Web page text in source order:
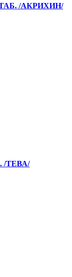
/АКРИХИН/
/ТЕВА/